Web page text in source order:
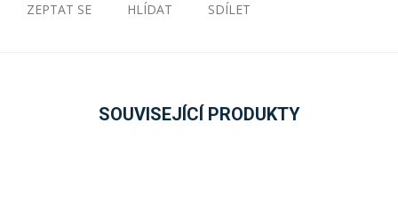
ZEPTAT SE HLÍDAT SDÍLET
SOUVISEJÍCÍ PRODUKTY